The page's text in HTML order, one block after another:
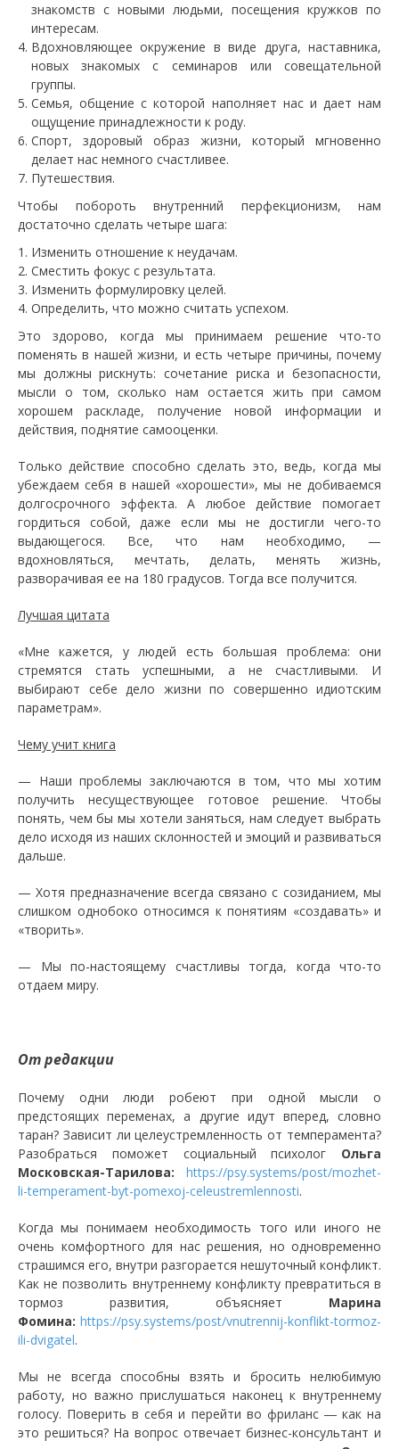
знакомств с новыми людьми, посещения кружков по
интересам.
Вдохновляющее окружение в виде друга, наставника,
новых знакомых с семинаров или совещательной
группы.
Семья, общение с которой наполняет нас и дает нам
ощущение принадлежности к роду.
Спорт, здоровый образ жизни, который мгновенно
делает нас немного счастливее.
Путешествия.
Чтобы побороть внутренний перфекционизм, нам
достаточно сделать четыре шага:
Изменить отношение к неудачам.
Сместить фокус с результата.
Изменить формулировку целей.
Определить, что можно считать успехом.
Это здорово, когда мы принимаем решение что-то
поменять в нашей жизни, и есть четыре причины, почему
мы должны рискнуть: сочетание риска и безопасности,
мысли о том, сколько нам остается жить при самом
хорошем раскладе, получение новой информации и
действия, поднятие самооценки.
Только действие способно сделать это, ведь, когда мы
убеждаем себя в нашей «хорошести», мы не добиваемся
долгосрочного эффекта. А любое действие помогает
гордиться собой, даже если мы не достигли чего-то
выдающегося. Все, что нам необходимо, —
вдохновляться, мечтать, делать, менять жизнь,
разворачивая ее на 180 градусов. Тогда все получится.
Лучшая цитата
«Мне кажется, у людей есть большая проблема: они
стремятся стать успешными, а не счастливыми. И
выбирают себе дело жизни по совершенно идиотским
параметрам».
Чему учит книга
— Наши проблемы заключаются в том, что мы хотим
получить несуществующее готовое решение. Чтобы
понять, чем бы мы хотели заняться, нам следует выбрать
дело исходя из наших склонностей и эмоций и развиваться
дальше.
— Хотя предназначение всегда связано с созиданием, мы
слишком однобоко относимся к понятиям «создавать» и
«творить».
— Мы по-настоящему счастливы тогда, когда что-то
отдаем миру.
От редакции
Почему одни люди робеют при одной мысли о
предстоящих переменах, а другие идут вперед, словно
таран? Зависит ли целеустремленность от темперамента?
Разобраться поможет социальный психолог Ольга
Московская-Тарилова:
https://psy.systems/post/mozhet-
li-temperament-byt-pomexoj-celeustremlennosti.
Когда мы понимаем необходимость того или иного не
очень комфортного для нас решения, но одновременно
страшимся его, внутри разгорается нешуточный конфликт.
Как не позволить внутреннему конфликту превратиться в
тормоз развития, объясняет Марина
Фомина: https://psy.systems/post/vnutrennij-konflikt-tormoz-
ili-dvigatel.
Мы не всегда способны взять и бросить нелюбимую
работу, но важно прислушаться наконец к внутреннему
голосу. Поверить в себя и перейти во фриланс ― как на
это решиться? На вопрос отвечает бизнес-консультант и